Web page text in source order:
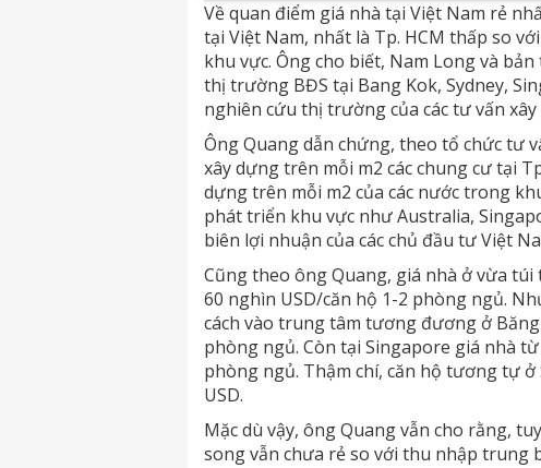
Về quan điểm giá nhà tại Việt Nam rẻ
tại Việt Nam, nhất là Tp. HCM thấp so
khu vực. Ông cho biết, Nam Long và
thị trường BĐS tại Bang Kok, Sydney,
nghiên cứu thị trường của các tư vấn
Ông Quang dẫn chứng, theo tổ chức tư
xây dựng trên mỗi m2 các chung cư tại
dựng trên mỗi m2 của các nước trong
phát triển khu vực như Australia,
biên lợi nhuận của các chủ đầu tư Việt
Cũng theo ông Quang, giá nhà ở vừa
60 nghìn USD/căn hộ 1-2 phòng ngủ.
cách vào trung tâm tương đương ở
phòng ngủ. Còn tại Singapore giá nhà
phòng ngủ. Thậm chí, căn hộ tương tự
USD.
Mặc dù vậy, ông Quang vẫn cho rằng,
song vẫn chưa rẻ so với thu nhập trung